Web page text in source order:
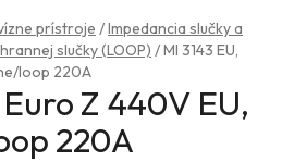
prístroje /Impedancia slučky a
slučky (LOOP) /MI 3143 EU,
loop 220A
Euro Z 440V EU,
220A